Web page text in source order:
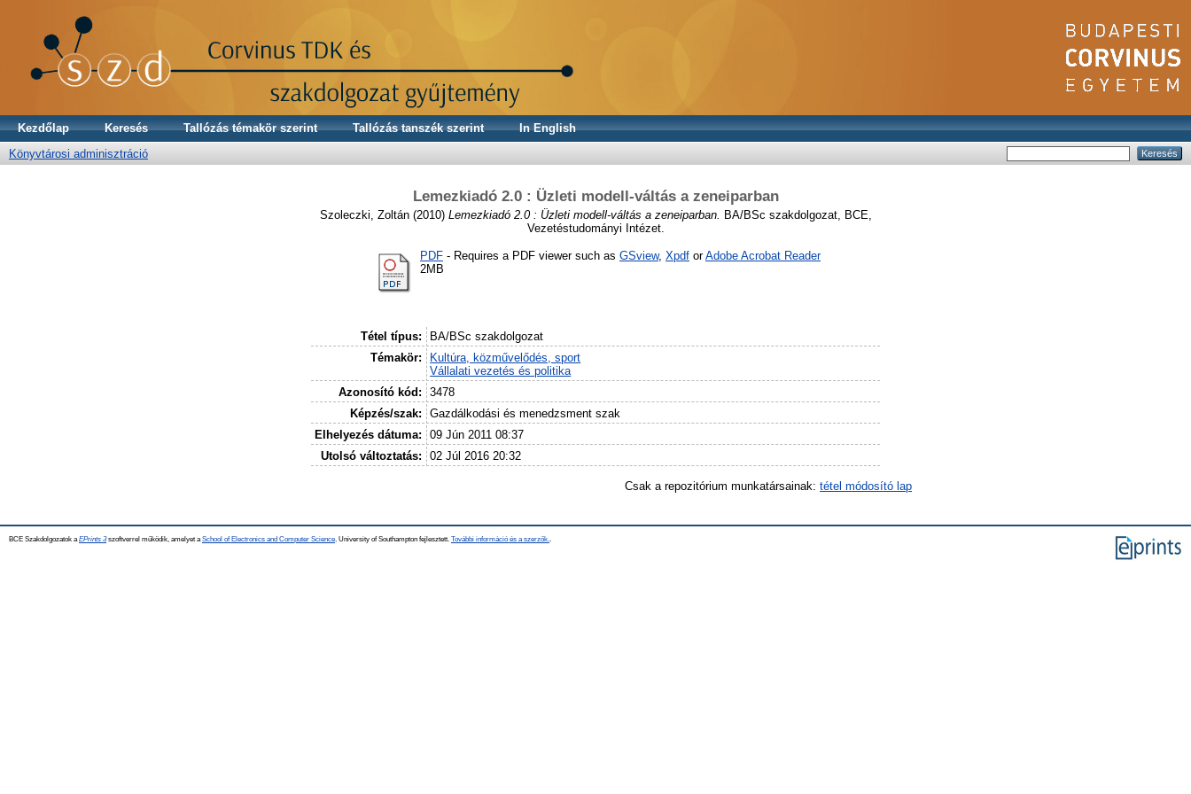
Kezdőlap Keresés Tallózás témakör szerint Tallózás tanszék szerint
In English
Könyvtárosi adminisztráció
Lemezkiadó 2.0 : Üzleti modell-váltás a zeneiparban
Szoleczki, Zoltán(2010) Lemezkiadó 2.0 : Üzleti modell-váltás a zeneiparban.
BA/BSc szakdolgozat, BCE,
Vezetéstudományi Intézet.
PDF - Requires a PDF viewer such as GSview, Xpdf orAdobe Acrobat Reader
2MB
Tétel típus:
BA/BSc szakdolgozat
Témakör:
Kultúra, közművelődés, sport
Vállalati vezetés és politika
Azonosító kód:
3478
Képzés/szak:
Gazdálkodási és menedzsment szak
Elhelyezés dátuma:
09 Jún 2011 08:37
Utolsó változtatás:
02 Júl 2016 20:32
Csak a repozitórium munkatársainak: tétel módosító lap
BCE Szakdolgozatok a EPrints 3szoftverrel működik, amelyet a School of Electronics and Computer Science, University of Southampton fejlesztett. További információ és a szerzők.